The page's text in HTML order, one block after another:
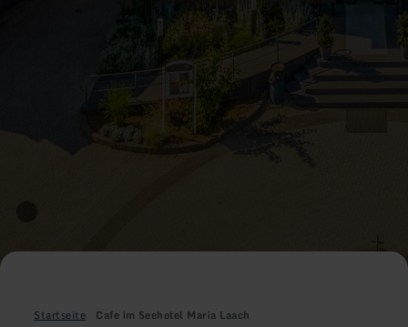
Startseite Cafe im Seehotel Maria Laach